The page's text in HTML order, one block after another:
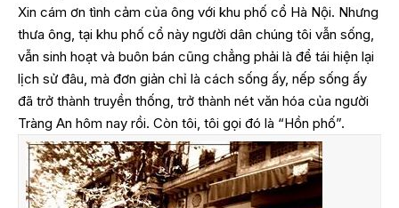
Xin cám ơn tình cảm của ông với khu phố cổ Hà Nội. Nhưng
thưa ông, tại khu phố cổ này người dân chúng tôi vẫn sống,
vẫn sinh hoạt và buôn bán cũng chẳng phải là để tái hiện lại
lịch sử đâu, mà đơn giản chỉ là cách sống ấy, nếp sống ấy
đã trở thành truyền thống, trở thành nét văn hóa của người
Tràng An hôm nay rồi. Còn tôi, tôi gọi đó là “Hồn phố”.